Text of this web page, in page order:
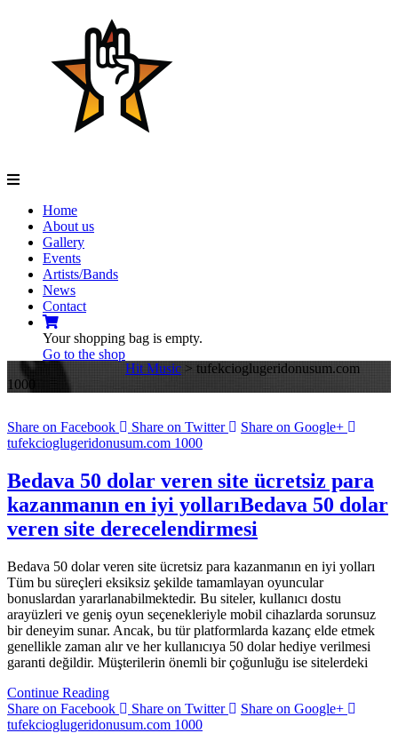
Home
About us
Gallery
Events
Artists/Bands
News
Contact
Your shopping bag is empty.
Go to the shop
Hit Music > tufekcioglugeridonusum.com
1000
Share on Facebook Share on Twitter
Share on Google+
tufekcioglugeridonusum.com 1000
Bedava 50 dolar veren site ücretsiz para
kazanmanın en iyi yollarıBedava 50 dolar
veren site derecelendirmesi
Bedava 50 dolar veren site ücretsiz para kazanmanın en iyi yolları
Tüm bu süreçleri eksiksiz şekilde tamamlayan oyuncular
bonuslardan yararlanabilmektedir. Bu siteler, kullanıcı dostu
arayüzleri ve geniş oyun seçenekleriyle mobil cihazlarda sorunsuz
bir deneyim sunar. Ancak, bu tür platformlarda kazanç elde etmek
genellikle zaman alır ve her kullanıcıya 50 dolar hediye verilmesi
garanti değildir. Müşterilerin önemli bir çoğunluğu ise sitelerdeki
Continue Reading
Share on Facebook
Share on Twitter
Share on Google+
tufekcioglugeridonusum.com 1000